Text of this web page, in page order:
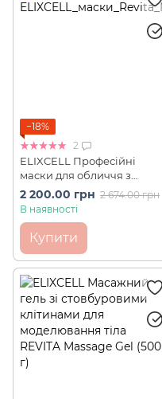
−18%
2
ELIXCELL Професійні
маски для обличчя з
екстрактом стовбурових
клітин Revita Face Mask (40
2 200.00 грн 2 674.00 грн
В наявності
Купити